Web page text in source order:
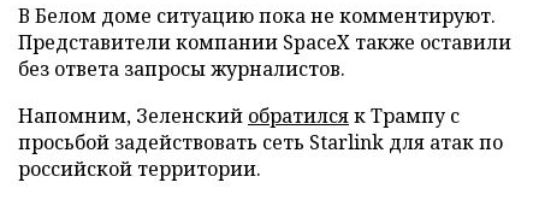
В Белом доме ситуацию пока не комментируют.
Представители компании SpaceX также оставили
без ответа запросы журналистов.
Напомним, Зеленский обратилсяк Трампу с
просьбой задействовать сеть Starlink для атак по
российской территории.